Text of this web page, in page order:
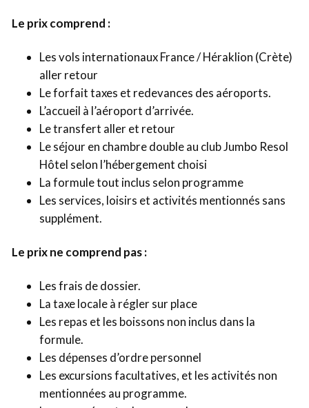
Le prix comprend :
Les vols internationaux France / Héraklion (Crète)
aller retour
Le forfait taxes et redevances des aéroports.
L’accueil à l’aéroport d’arrivée.
Le transfert aller et retour
Le séjour en chambre double au club Jumbo Resol
Hôtel selon l’hébergement choisi
La formule tout inclus selon programme
Les services, loisirs et activités mentionnés sans
supplément.
Le prix ne comprend pas :
Les frais de dossier.
La taxe locale à régler sur place
Les repas et les boissons non inclus dans la
formule.
Les dépenses d’ordre personnel
Les excursions facultatives, et les activités non
mentionnées au programme.